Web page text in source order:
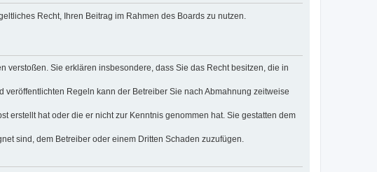
Recht, Ihren Beitrag im Rahmen des Boards zu nutzen.
Sie erklären insbesondere, dass Sie das Recht besitzen, die in
Regeln kann der Betreiber Sie nach Abmahnung zeitweise
erstellt hat oder die er nicht zur Kenntnis genommen hat. Sie gestatten dem
sind, dem Betreiber oder einem Dritten Schaden zuzufügen.